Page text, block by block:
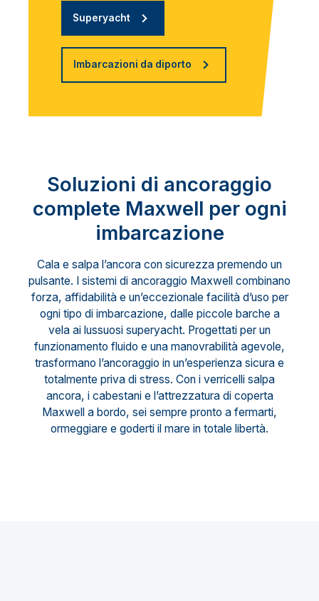
Superyacht
Imbarcazioni da diporto
Soluzioni di ancoraggio
complete Maxwell per ogni
imbarcazione
Cala e salpa l’ancora con sicurezza premendo un
pulsante. I sistemi di ancoraggio Maxwell combinano
forza, affidabilità e un’eccezionale facilità d’uso per
ogni tipo di imbarcazione, dalle piccole barche a
vela ai lussuosi superyacht. Progettati per un
funzionamento fluido e una manovrabilità agevole,
trasformano l’ancoraggio in un’esperienza sicura e
totalmente priva di stress. Con i verricelli salpa
ancora, i cabestani e l’attrezzatura di coperta
Maxwell a bordo, sei sempre pronto a fermarti,
ormeggiare e goderti il mare in totale libertà.